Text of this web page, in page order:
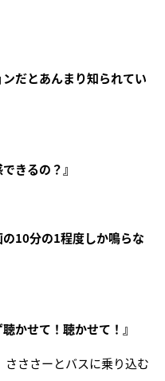
だとあんまり知られてい
きるの？』
10分の1程度しか鳴らな
かせて！聴かせて！』
さささーとバスに乗り込む